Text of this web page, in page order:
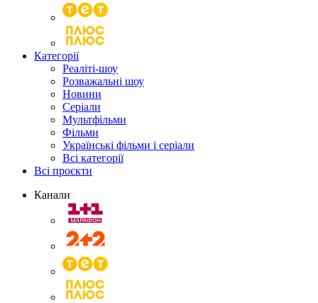
Категорії
Реаліті-шоу
Розважальні шоу
Новини
Серіали
Мультфільми
Фільми
Українські фільми і серіали
Всі категорії
Всі проєкти
Канали